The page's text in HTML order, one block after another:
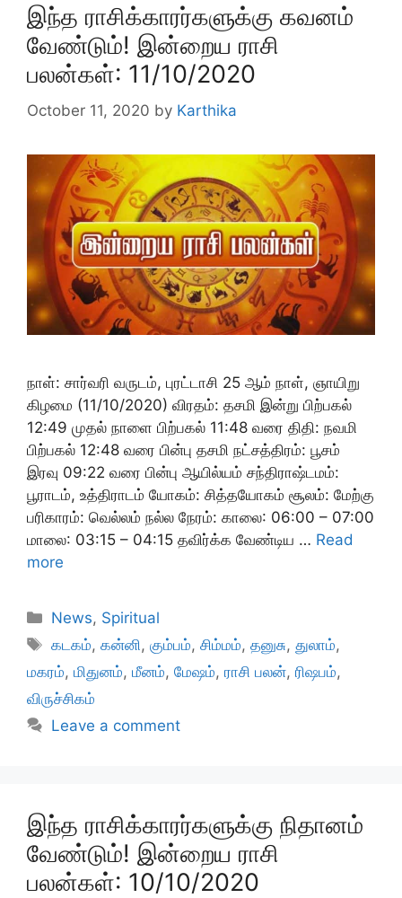
இந்த ராசிக்காரர்களுக்கு கவனம்
வேண்டும்! இன்றைய ராசி
பலன்கள்: 11/10/2020
October 11, 2020 by Karthika
நாள்: சார்வரி வருடம், புரட்டாசி 25 ஆம் நாள், ஞாயிறு
கிழமை (11/10/2020) விரதம்: தசமி இன்று பிற்பகல்
12:49 முதல் நாளை பிற்பகல் 11:48 வரை திதி: நவமி
பிற்பகல் 12:48 வரை பின்பு தசமி நட்சத்திரம்: பூசம்
இரவு 09:22 வரை பின்பு ஆயில்யம் சந்திராஷ்டமம்:
பூராடம், உத்திராடம் யோகம்: சித்தயோகம் சூலம்: மேற்கு
பரிகாரம்: வெல்லம் நல்ல நேரம்: காலை: 06:00 – 07:00
மாலை: 03:15 – 04:15 தவிர்க்க வேண்டிய … Read
more
Categories
News, Spiritual
Tags
கடகம்,கன்னி ,கும்பம்,சிம்மம்,தனுசு,துலாம்,
மகரம், மிதுனம், மீனம், மேஷம், ராசி பலன், ரிஷபம்,
விருச்சிகம்
Leave a comment
இந்த ராசிக்காரர்களுக்கு நிதானம்
வேண்டும்! இன்றைய ராசி
பலன்கள்: 10/10/2020